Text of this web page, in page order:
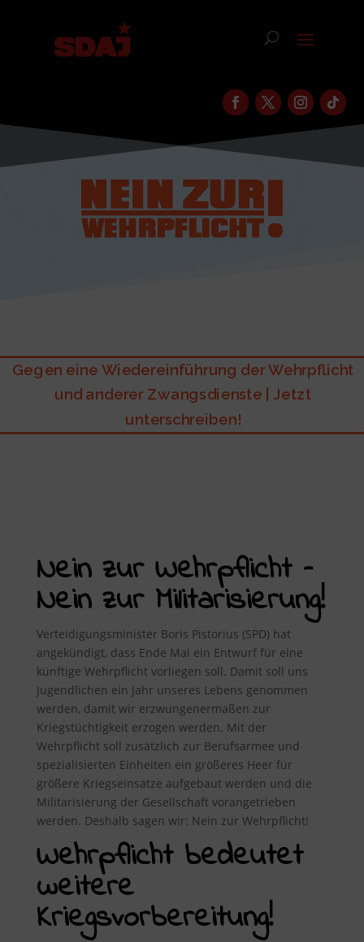
Gegen eine Wiedereinführung der Wehrpflicht
und anderer Zwangsdienste | Jetzt
unterschreiben!
Nein zur Wehrpflicht –
Nein zur Militarisierung!
Verteidigungsminister Boris Pistorius (SPD) hat
angekündigt, dass Ende Mai ein Entwurf für eine
künftige Wehrpflicht vorliegen soll. Damit soll uns
Jugendlichen ein Jahr unseres Lebens genommen
werden, damit wir erzwungenermaßen zur
Kriegstüchtigkeit erzogen werden. Mit der
Wehrpflicht soll zusätzlich zur Berufsarmee und
spezialisierten Einheiten ein größeres Heer für
größere Kriegseinsätze aufgebaut werden und die
Militarisierung der Gesellschaft vorangetrieben
werden. Deshalb sagen wir: Nein zur Wehrpflicht!
Wehrpflicht bedeutet
weitere
Kriegsvorbereitung!